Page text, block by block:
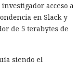
acceso a
en Slack y
de 5 terabytes de
siendo el